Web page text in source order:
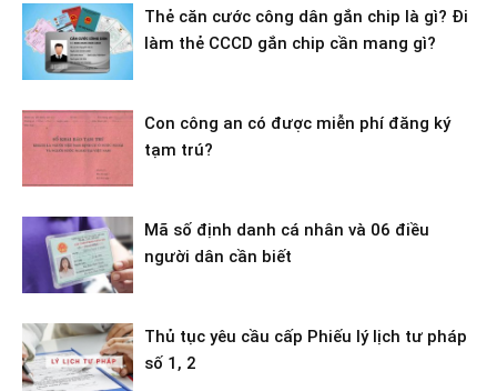
Thẻ căn cước công dân gắn chip là gì? Đi
làm thẻ CCCD gắn chip cần mang gì?
Con công an có được miễn phí đăng ký
tạm trú?
Mã số định danh cá nhân và 06 điều
người dân cần biết
Thủ tục yêu cầu cấp Phiếu lý lịch tư pháp
số 1, 2